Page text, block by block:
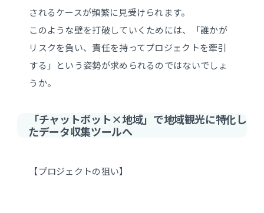
されるケースが頻繁に見受けられます。
このような壁を打破していくためには、「誰かが
リスクを負い、責任を持ってプロジェクトを牽引
する」という姿勢が求められるのではないでしょ
うか。
「チャットボット×地域」で地域観光に特化し
たデータ収集ツールへ
【プロジェクトの狙い】